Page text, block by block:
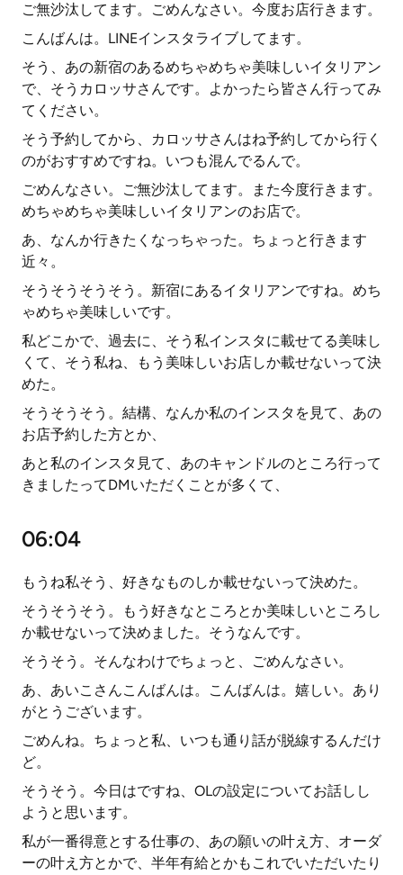
ご無沙汰してます。ごめんなさい。今度お店行きます。
こんばんは。LINEインスタライブしてます。
そう、あの新宿のあるめちゃめちゃ美味しいイタリアン
で、そうカロッサさんです。よかったら皆さん行ってみ
てください。
そう予約してから、カロッサさんはね予約してから行く
のがおすすめですね。いつも混んでるんで。
ごめんなさい。ご無沙汰してます。また今度行きます。
めちゃめちゃ美味しいイタリアンのお店で。
あ、なんか行きたくなっちゃった。ちょっと行きます
近々。
そうそうそうそう。新宿にあるイタリアンですね。めち
ゃめちゃ美味しいです。
私どこかで、過去に、そう私インスタに載せてる美味し
くて、そう私ね、もう美味しいお店しか載せないって決
めた。
そうそうそう。結構、なんか私のインスタを見て、あの
お店予約した方とか、
あと私のインスタ見て、あのキャンドルのところ行って
きましたってDMいただくことが多くて、
06:04
もうね私そう、好きなものしか載せないって決めた。
そうそうそう。もう好きなところとか美味しいところし
か載せないって決めました。そうなんです。
そうそう。そんなわけでちょっと、ごめんなさい。
あ、あいこさんこんばんは。こんばんは。嬉しい。あり
がとうございます。
ごめんね。ちょっと私、いつも通り話が脱線するんだけ
ど。
そうそう。今日はですね、OLの設定についてお話しし
ようと思います。
私が一番得意とする仕事の、あの願いの叶え方、オーダ
ーの叶え方とかで、半年有給とかもこれでいただいたり